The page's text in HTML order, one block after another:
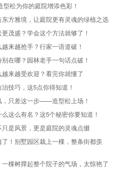
型松为你的庭院增添色彩！
方雅境，让庭院更有灵魂的绿植之选
茂盛？学会这个方法就够了！
来越抢手？行家一语道破！
在哪？园林老手一句话点破！
来越受欢迎？看完你就懂了
技巧，这5点你得知道！
，只差这一步——造型松上场！
这么有名？这5个秘密你要知道！
是风景，更是庭院的灵魂点缀
！别墅园区栽上一棵，整条街都羡
棵树撑起整个院子的气场，太惊艳了